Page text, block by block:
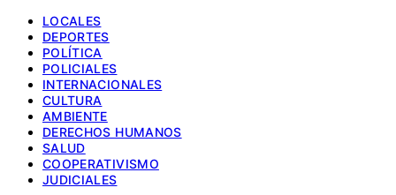
LOCALES
DEPORTES
POLÍTICA
POLICIALES
INTERNACIONALES
CULTURA
AMBIENTE
DERECHOS HUMANOS
SALUD
COOPERATIVISMO
JUDICIALES